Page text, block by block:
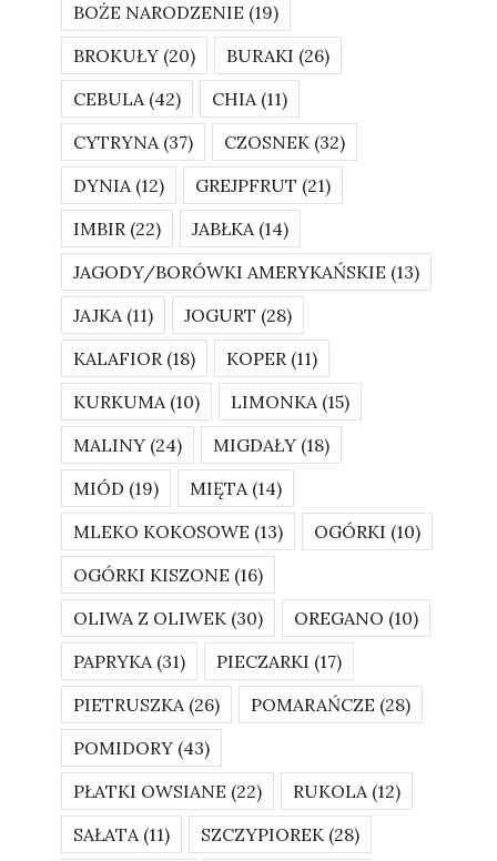
BOŻE NARODZENIE (19)
BROKUŁY (20) BURAKI (26)
CEBULA(42) CHIA(11)
CYTRYNA(37) CZOSNEK (32)
DYNIA(12) GREJPFRUT (21)
IMBIR (22) JABŁKA(14)
JAGODY/BORÓWKI AMERYKAŃSKIE (13)
JAJKA(11) JOGURT (28)
KALAFIOR (18) KOPER (11)
KURKUMA(10) LIMONKA(15)
MALINY (24) MIGDAŁY (18)
MIÓD (19) MIĘTA(14)
MLEKO KOKOSOWE (13) OGÓRKI (10)
OGÓRKI KISZONE (16)
OLIWA Z OLIWEK (30) OREGANO (10)
PAPRYKA(31) PIECZARKI (17)
PIETRUSZKA(26) POMARAŃCZE (28)
POMIDORY (43)
PŁATKI OWSIANE (22) RUKOLA(12)
SAŁATA(11) SZCZYPIOREK (28)